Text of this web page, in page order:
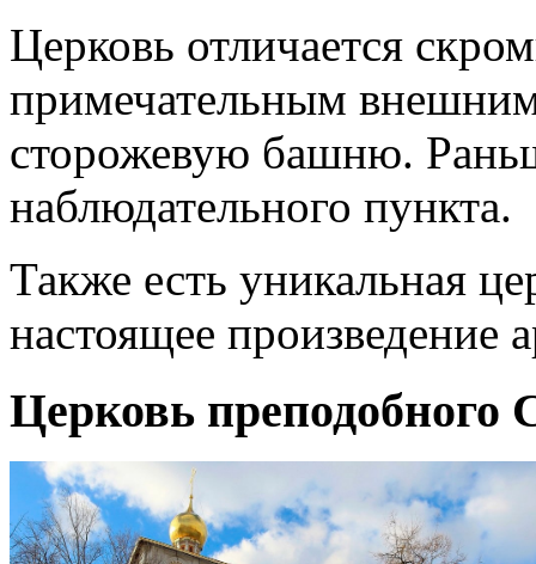
Церковь отличается
примечательным
сторожевую башню.
наблюдательного пункта.
Также есть уникальная
настоящее произведение
Церковь преподобного